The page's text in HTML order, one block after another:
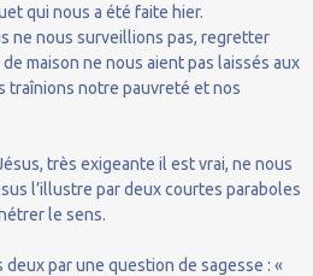
qui nous a été faite hier.
ne nous surveillions pas, regretter
maison ne nous aient pas laissés aux
traînions notre pauvreté et nos
très exigeante il est vrai, ne nous
l’illustre par deux courtes paraboles
le sens.
par une question de sagesse : «